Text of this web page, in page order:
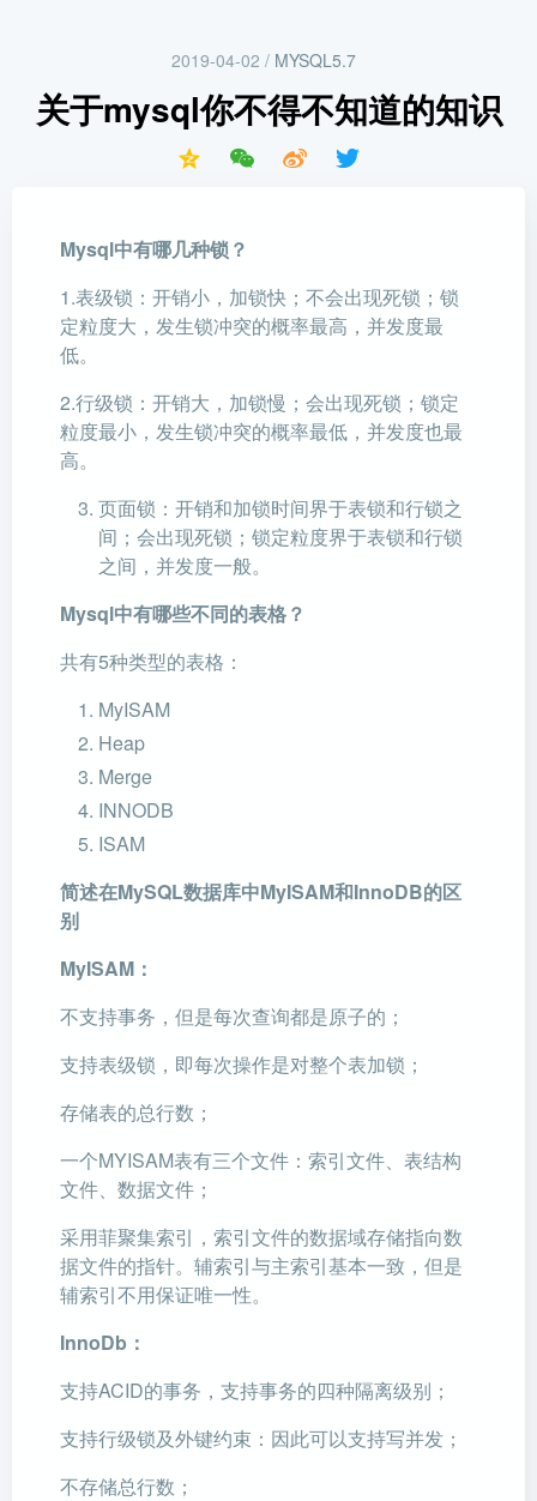
2019-04-02 / MYSQL5.7
关于mysql你不得不知道的知识
Mysql中有哪几种锁？
1.表级锁：开销小，加锁快；不会出现死锁；锁
定粒度大，发生锁冲突的概率最高，并发度最
低。
2.行级锁：开销大，加锁慢；会出现死锁；锁定
粒度最小，发生锁冲突的概率最低，并发度也最
高。
页面锁：开销和加锁时间界于表锁和行锁之
间；会出现死锁；锁定粒度界于表锁和行锁
之间，并发度一般。
Mysql中有哪些不同的表格？
共有5种类型的表格：
MyISAM
Heap
Merge
INNODB
ISAM
简述在MySQL数据库中MyISAM和InnoDB的区
别
MyISAM：
不支持事务，但是每次查询都是原子的；
支持表级锁，即每次操作是对整个表加锁；
存储表的总行数；
一个MYISAM表有三个文件：索引文件、表结构
文件、数据文件；
采用菲聚集索引，索引文件的数据域存储指向数
据文件的指针。辅索引与主索引基本一致，但是
辅索引不用保证唯一性。
InnoDb：
支持ACID的事务，支持事务的四种隔离级别；
支持行级锁及外键约束：因此可以支持写并发；
不存储总行数；